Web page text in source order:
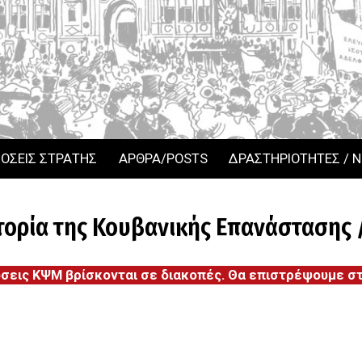
ΣΤΡΑΤΗΣ ΑΡΘΡΑ/POSTS ΔΡΑΣΤΗΡΙΟΤΗΤΕΣ /
της Κουβανικής
ΚΨΜ βρίσκονται σε διακοπές. Θα επιστρέψουμε